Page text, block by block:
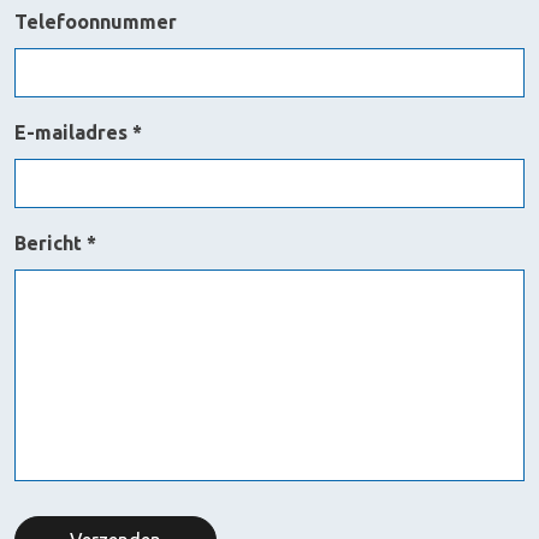
Telefoonnummer
E-mailadres *
Bericht *